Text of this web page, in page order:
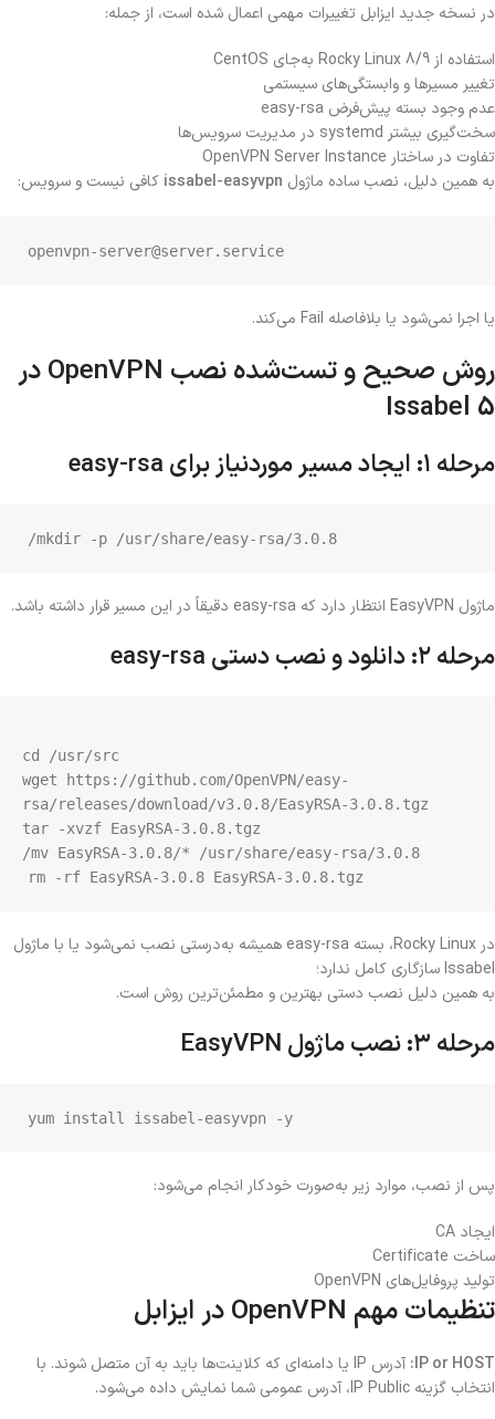
در نسخه جدید ایزابل تغییرات مهمی اعمال شده است، از جمله:
استفاده از Rocky Linux 8/9 به‌جای CentOS
تغییر مسیرها و وابستگی‌های سیستمی
عدم وجود بسته پیش‌فرض easy-rsa
سخت‌گیری بیشتر systemd در مدیریت سرویس‌ها
تفاوت در ساختار OpenVPN Server Instance
به همین دلیل، نصب ساده ماژول issabel-easyvpn کافی نیست و سرویس:
openvpn-server@server.service
یا اجرا نمی‌شود یا بلافاصله Fail می‌کند.
روش صحیح و تست‌شده نصب OpenVPN در
Issabel 5
مرحله ۱: ایجاد مسیر موردنیاز برای easy-rsa
mkdir -p /usr/share/easy-rsa/3.0.8/
ماژول EasyVPN انتظار دارد که easy-rsa دقیقاً در این مسیر قرار داشته باشد.
مرحله ۲: دانلود و نصب دستی easy-rsa
wget https://github.com/OpenVPN/easy-
rm -rf EasyRSA-3.0.8 EasyRSA-3.0.8.tgz
در Rocky Linux، بسته easy-rsa همیشه به‌درستی نصب نمی‌شود یا با ماژول
Issabel سازگاری کامل ندارد؛
به همین دلیل نصب دستی بهترین و مطمئن‌ترین روش است.
مرحله ۳: نصب ماژول EasyVPN
yum install issabel-easyvpn -y
پس از نصب، موارد زیر به‌صورت خودکار انجام می‌شود:
ایجاد CA
ساخت Certificate
تولید پروفایل‌های OpenVPN
تنظیمات مهم OpenVPN در ایزابل
IP or HOST:
آدرس IP یا دامنه‌ای که کلاینت‌ها باید به آن متصل شوند. با
انتخاب گزینه IP Public، آدرس عمومی شما نمایش داده می‌شود.